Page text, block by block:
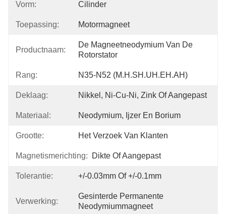
Vorm: Cilinder
Toepassing: Motormagneet
Productnaam:
De Magneetneodymium Van De
Rotorstator
Rang: N35-N52 (M.H.SH.UH.EH.AH)
Deklaag: Nikkel, Ni-Cu-Ni, Zink Of Aangepast
Materiaal: Neodymium, Ijzer En Borium
Grootte: Het Verzoek Van Klanten
Magnetismerichting: Dikte Of Aangepast
Tolerantie: +/-0.03mm Of +/-0.1mm
Verwerking:
Gesinterde Permanente
Neodymiummagneet